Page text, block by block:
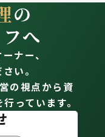
の
へ
ナー、
い。
の視点から資
っています。